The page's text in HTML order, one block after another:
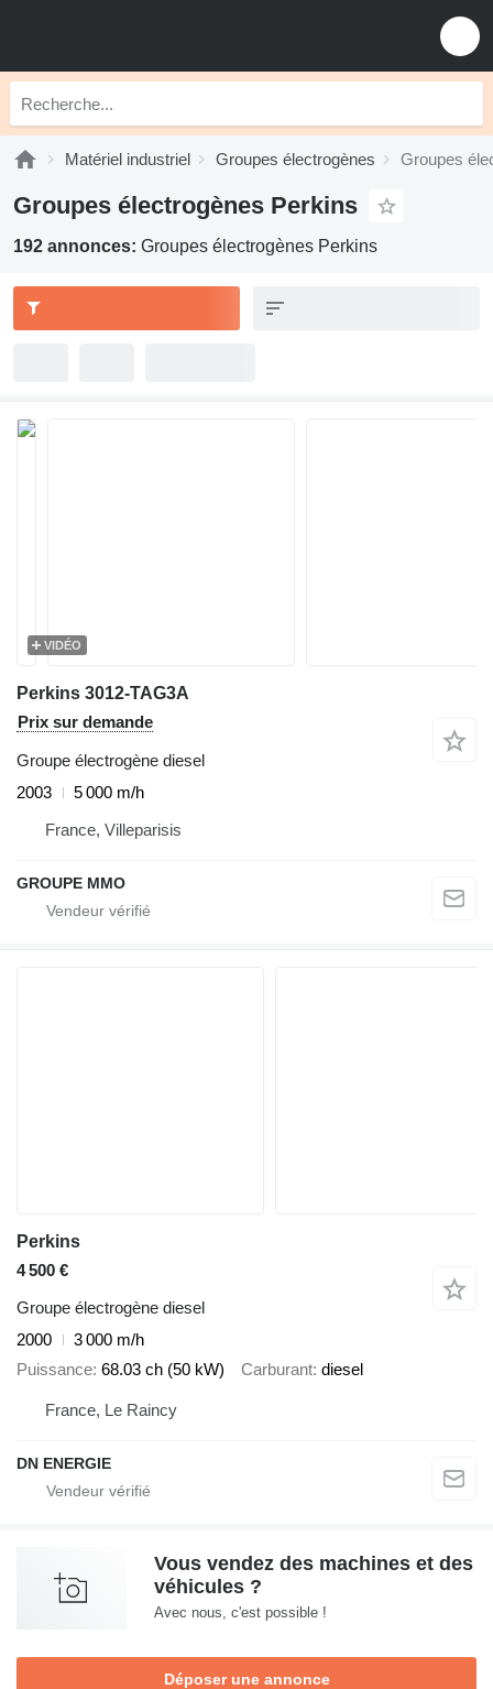
Matériel industriel Groupes électrogènes Groupes
Groupes électrogènes Perkins
192 annonces: Groupes électrogènes Perkins
VIDÉO
Perkins 3012-TAG3A
Prix sur demande
Groupe électrogène diesel
2003
5 000 m/h
France, Villeparisis
GROUPE MMO
Perkins
4 500 €
Groupe électrogène diesel
2000
3 000 m/h
Puissance 68.03 ch (50 kW) Carburant diesel
France, Le Raincy
DN ENERGIE
Vous vendez des machines et des
véhicules ?
Avec nous, c'est possible !
Déposer une annonce